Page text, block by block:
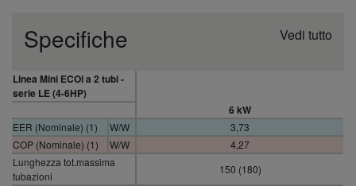
Specifiche Vedi tutto
Linea Mini ECOi a 2 tubi -
serie LE (4-6HP)
6 kW
EER (Nominale) (1) W/W
3,73
COP (Nominale) (1)
W/W
4,27
Lunghezza tot.massima
tubazioni
150 (180)